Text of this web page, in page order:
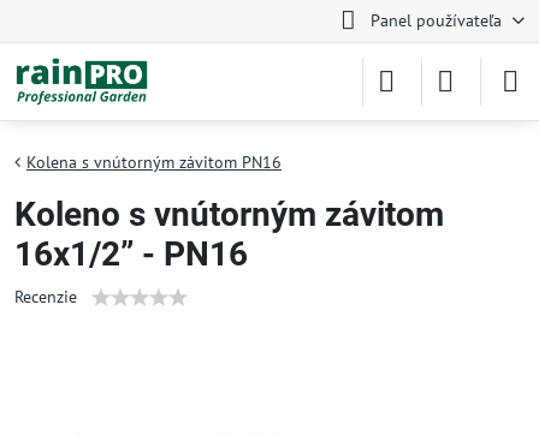
Panel používateľa
Kolena s vnútorným závitom PN16
Koleno s vnútorným závitom
16x1/2” - PN16
Recenzie